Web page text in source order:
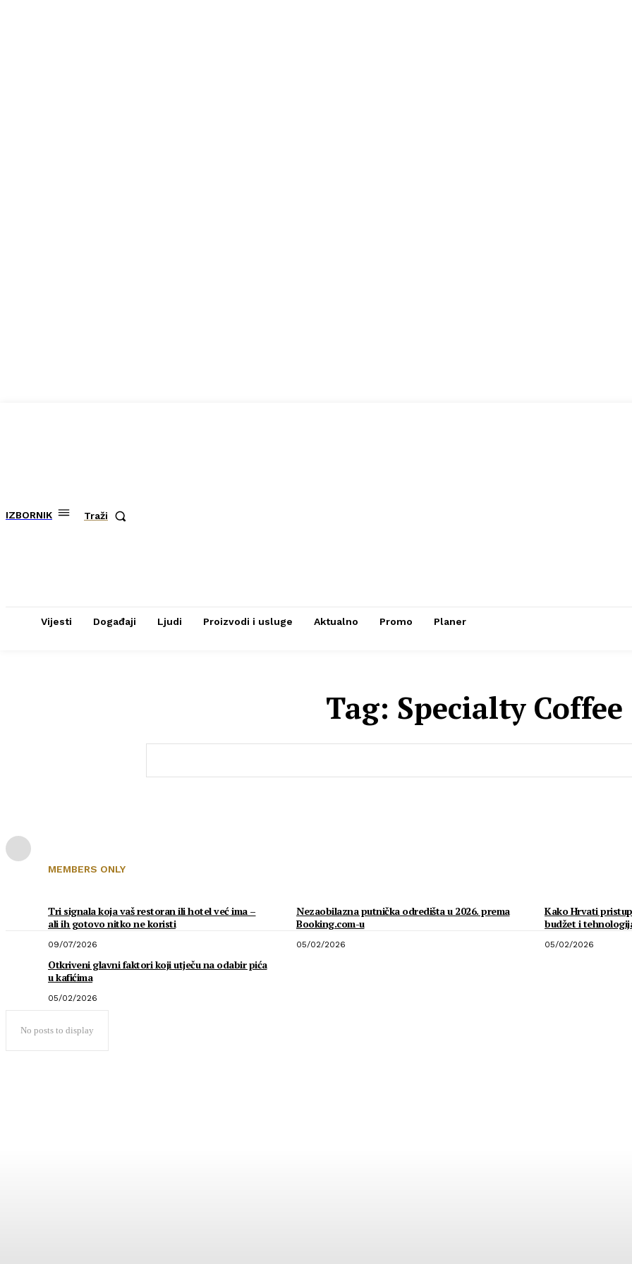
IZBORNIK Traži
Vijesti Događaji Ljudi Proizvodi i usluge Aktualno Promo Planer
Tag: Specialty Coffee
MEMBERS ONLY
Tri signala koja vaš restoran ili hotel već ima –
ali ih gotovo nitko ne koristi
09/07/2026
Nezaobilazna putnička odredišta u 2026. prema
Booking.com-u
05/02/2026
Kako Hrvati
budžet i
05/02/2026
Otkriveni glavni faktori koji utječu na odabir pića
u kafićima
05/02/2026
No posts to display